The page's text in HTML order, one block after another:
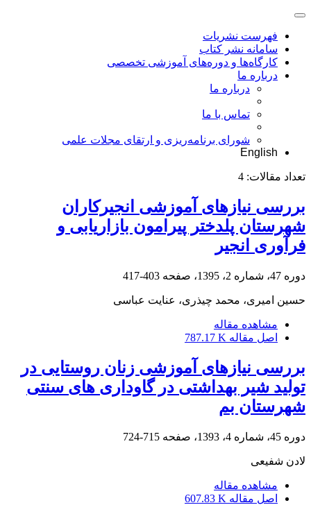
فهرست نشریات
سامانه نشر کتاب
کارگاه‌ها و دوره‌های آموزشی تخصصی
درباره ما
درباره ما
تماس با ما
شورای برنامه‌ریزی و ارتقای مجلات علمی
English
تعداد مقالات: 4
بررسی نیازهای آموزشی انجیرکاران
شهرستان پلدختر پیرامون بازاریابی و
فرآوری انجیر
دوره 47، شماره 2، 1395، صفحه 403-417
حسین امیری، محمد چیذری، عنایت عباسی
مشاهده مقاله
اصل مقاله 787.17 K
بررسی نیازهای آموزشی زنان روستایی در
تولید شیر بهداشتی در گاوداری های سنتی
شهرستان بم
دوره 45، شماره 4، 1393، صفحه 715-724
لادن شفیعی
مشاهده مقاله
اصل مقاله 607.83 K